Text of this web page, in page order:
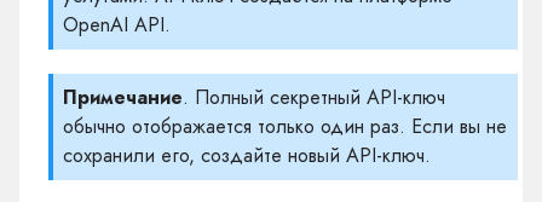
OpenAI API.
Примечание. Полный секретный API-ключ
обычно отображается только один раз. Если вы не
сохранили его, создайте новый API-ключ.